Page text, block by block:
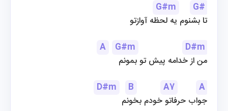
G#m
G#
تا بشنوم یه لحظه آوازتو
A
G#m
D#m
من از خدامه پیش تو بمونم
D#m
B A7
A
جواب حرفاتو خودم بخونم